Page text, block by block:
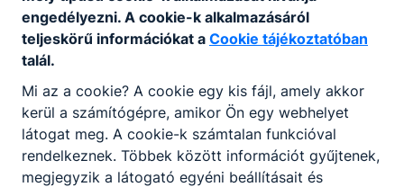
Letöltés
Letöltés
Adatkezelési tájékoztató 2026
Letöltés
engedélyezni. A cookie-k alkalmazásáról
teljeskörű információkat a Cookie tájékoztatóban
talál.
Mi az a cookie? A cookie egy kis fájl, amely akkor
kerül a számítógépre, amikor Ön egy webhelyet
látogat meg. A cookie-k számtalan funkcióval
rendelkeznek. Többek között információt gyűjtenek,
megjegyzik a látogató egyéni beállításait és